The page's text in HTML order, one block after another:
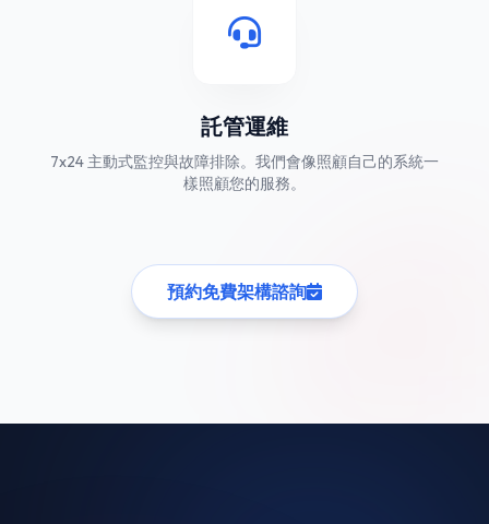
託管運維
7x24 主動式監控與故障排除。我們會像照顧自己的系統一
樣照顧您的服務。
預約免費架構諮詢